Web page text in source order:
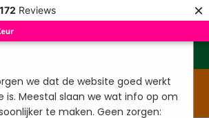
172 Reviews ×
Menu
we dat de website goed werkt
is. Meestal slaan we wat info op om
te maken. Geen zorgen: